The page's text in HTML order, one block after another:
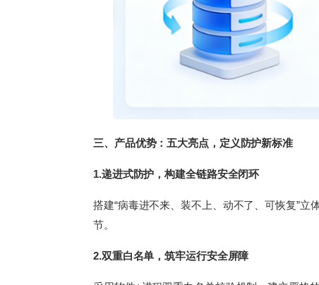
三、产品优势：五大亮点，定义防护新标准
1.递进式防护，构建全链路安全闭环
搭建“病毒进不来、装不上、动不了、可恢复”
节。
2.双重白名单，筑牢运行安全屏障